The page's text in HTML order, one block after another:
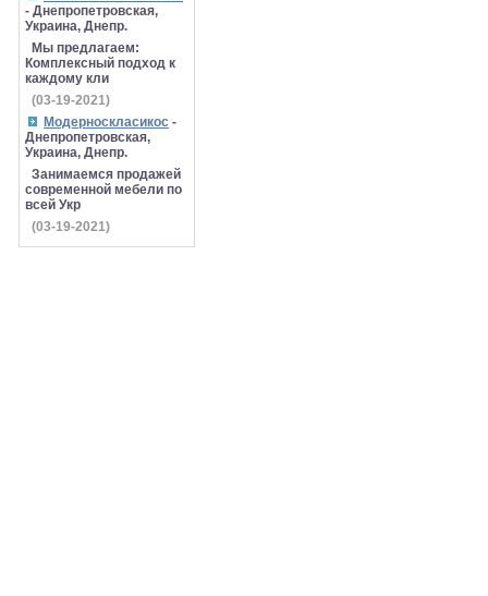
- Днепропетровская,
Украина, Днепр.
Мы предлагаем:
Комплексный подход к
каждому кли
(03-19-2021)
Модерноскласикос -
Днепропетровская,
Украина, Днепр.
Занимаемся продажей
современной мебели по
всей Укр
(03-19-2021)